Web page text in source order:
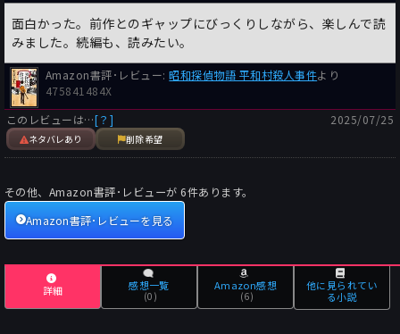
面白かった。前作とのギャップにびっくりしながら、楽しんで読
みました。続編も、読みたい。
Amazon書評･レビュー:昭和探偵物語 平和村殺人事件より
475841484X
このレビューは…[？]
ネタバレあり 削除希望
2025/07/25
その他、Amazon書評･レビューが6件あります。
Amazon書評･レビューを見る
詳細 感想一覧
(0)
Amazon感想
(6)
他に見られてい
る小説